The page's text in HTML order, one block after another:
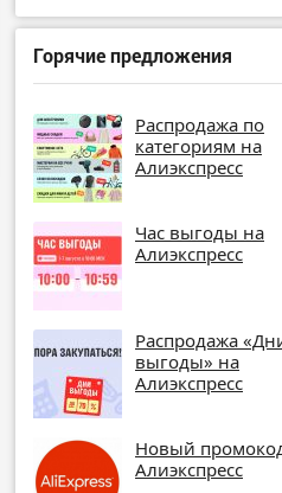
Горячие предложения
Распродажа по
категориям на
Алиэкспресс
Час выгоды на
Алиэкспресс
Распродажа
выгоды» на
Алиэкспресс
Новый
Алиэкспресс